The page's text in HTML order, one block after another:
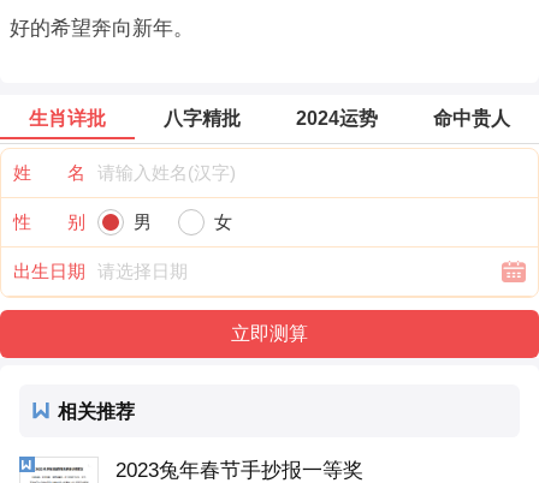
好的希望奔向新年。
生肖详批 八字精批 2024运势 命中贵人
姓 名
性 别 男 女
出生日期
相关推荐
2023兔年春节手抄报一等奖